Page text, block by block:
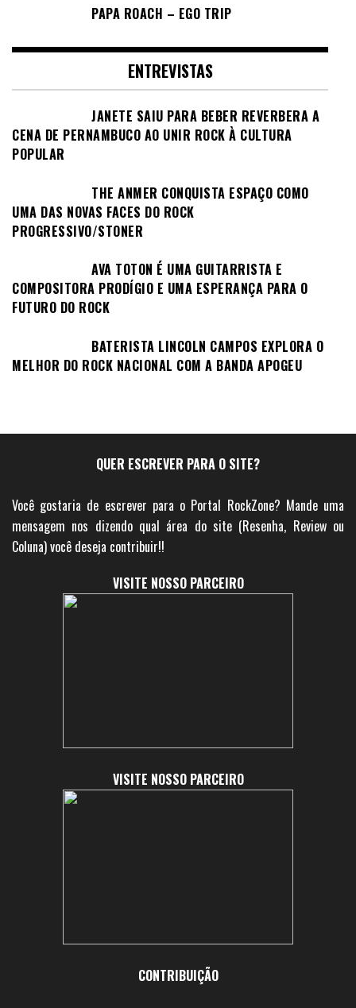
PAPA ROACH – EGO TRIP
ENTREVISTAS
JANETE SAIU PARA BEBER REVERBERA A
CENA DE PERNAMBUCO AO UNIR ROCK À CULTURA
POPULAR
THE ANMER CONQUISTA ESPAÇO COMO
UMA DAS NOVAS FACES DO ROCK
PROGRESSIVO/STONER
AVA TOTON É UMA GUITARRISTA E
COMPOSITORA PRODÍGIO E UMA ESPERANÇA PARA O
FUTURO DO ROCK
BATERISTA LINCOLN CAMPOS EXPLORA O
MELHOR DO ROCK NACIONAL COM A BANDA APOGEU
QUER ESCREVER PARA O SITE?
Você gostaria de escrever para o Portal RockZone? Mande uma
mensagem nos dizendo qual área do site (Resenha, Review ou
Coluna) você deseja contribuir!!
VISITE NOSSO PARCEIRO
VISITE NOSSO PARCEIRO
CONTRIBUIÇÃO